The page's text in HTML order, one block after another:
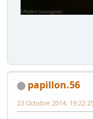
papillon.56
23 Octobre 2014,